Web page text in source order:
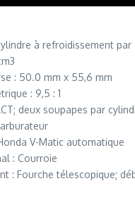
à refroidissement par
: 50.0 mm x 55,6 mm
: 9,5 : 1
deux soupapes par
V-Matic automatique
: Courroie
: Fourche télescopique;